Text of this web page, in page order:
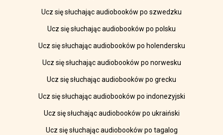
Ucz się słuchając audiobooków po szwedzku
Ucz się słuchając audiobooków po polsku
Ucz się słuchając audiobooków po holendersku
Ucz się słuchając audiobooków po norwesku
Ucz się słuchając audiobooków po grecku
Ucz się słuchając audiobooków po indonezyjski
Ucz się słuchając audiobooków po ukraiński
Ucz się słuchając audiobooków po tagalog